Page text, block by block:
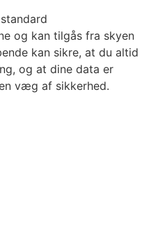
og kan tilgås fra skyen
kan sikre, at du altid
og at dine data er
væg af sikkerhed.